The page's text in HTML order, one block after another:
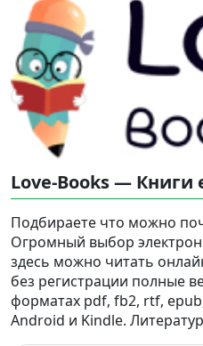
Love-Books —
Подбираете что можно
Огромный выбор
здесь можно читать
без регистрации полные
форматах pdf, fb2, rtf,
Android и Kindle.